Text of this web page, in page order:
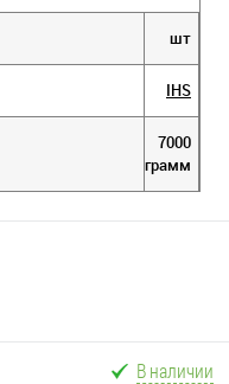
шт
IHS
7000
грамм
В наличии